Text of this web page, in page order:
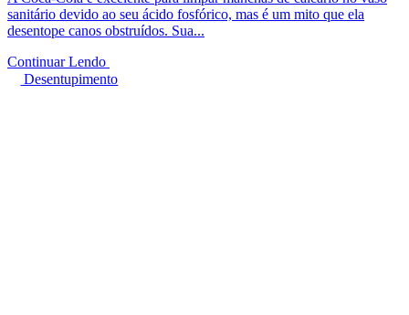
sanitário devido ao seu ácido fosfórico, mas é um mito que ela
desentope canos obstruídos. Sua...
Continuar Lendo
Desentupimento